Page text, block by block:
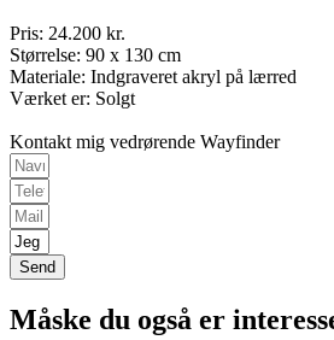
Pris: 24.200 kr.
Størrelse: 90 x 130 cm
Materiale: Indgraveret akryl på lærred
Værket er: Solgt
Kontakt mig vedrørende Wayfinder
Send
Måske du også er